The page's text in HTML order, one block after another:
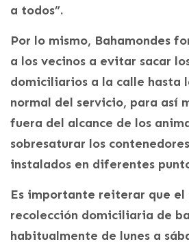
a todos”.
Por lo mismo, Bahamondes
a los vecinos a evitar sacar
domiciliarios a la calle hasta
normal del servicio, para así
fuera del alcance de los
sobresaturar los
instalados en diferentes
Es importante reiterar que el
recolección domiciliaria de
habitualmente de lunes a